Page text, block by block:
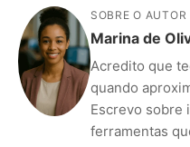
SOBRE O AUTOR
Marina de
Acredito que
quando
Escrevo sobre
ferramentas